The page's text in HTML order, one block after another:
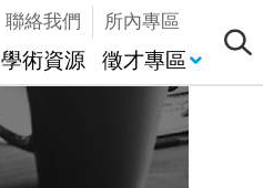
聯絡我們 所內專區
學術資源 徵才專區